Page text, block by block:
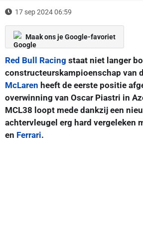
17 sep 2024 06:59
Maak ons je Google-favoriet
Red Bull Racing staat niet langer
constructeurskampioenschap van
McLaren heeft de eerste positie
overwinning van Oscar Piastri in
MCL38 loopt mede dankzij een
achtervleugel erg hard vergeleken
en Ferrari.